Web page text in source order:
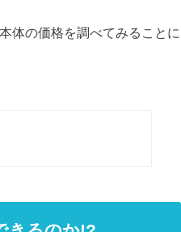
体の価格を調べてみることに